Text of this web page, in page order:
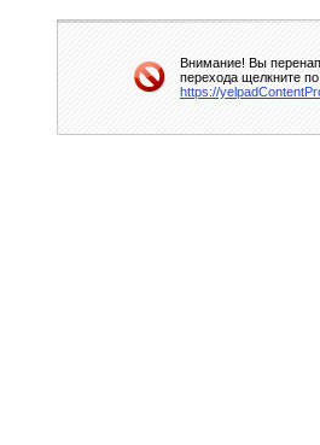
Внимание! Вы
перехода щелкните
https://